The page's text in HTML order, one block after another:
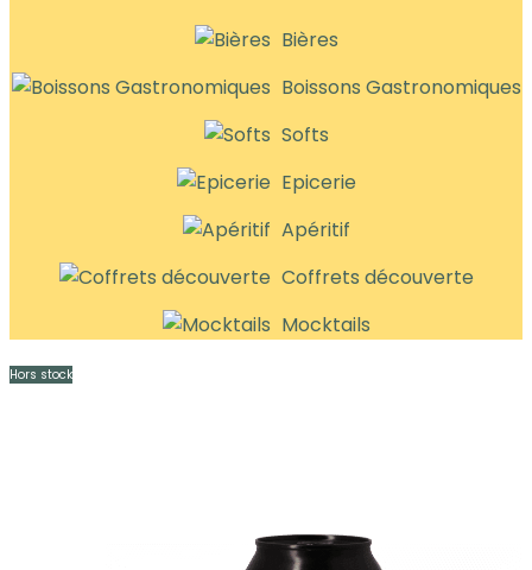
Bières
Boissons Gastronomiques
Softs
Epicerie
Apéritif
Coffrets découverte
Mocktails
Hors stock